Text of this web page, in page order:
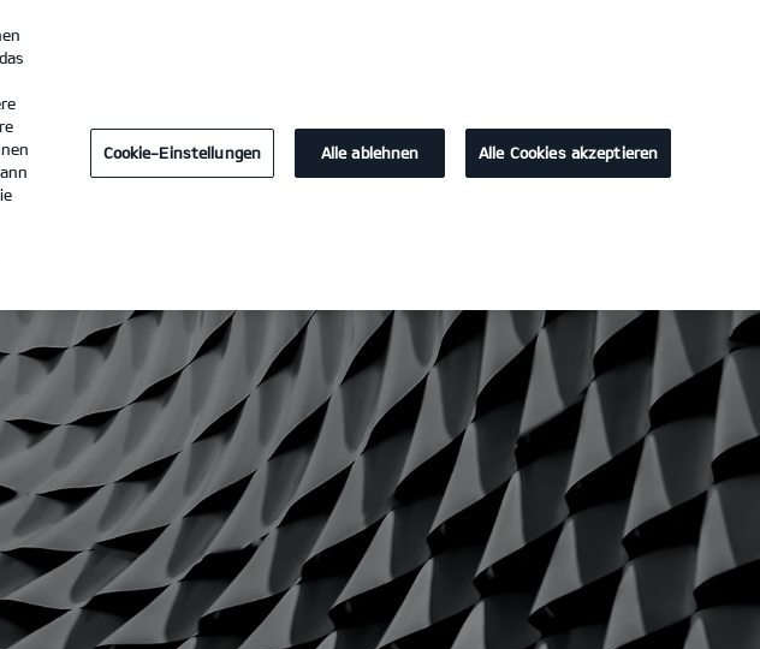
:040 / 6366960
Elektromobilität
Cookie-Einstellungen Alle ablehnen Alle Cookies akzeptieren